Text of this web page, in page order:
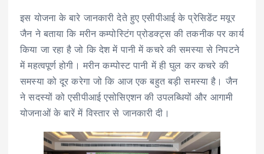
इस योजना के बारे जानकारी देते हुए एसीपीआई के प्रेसिडेंट मयूर
जैन ने बताया कि मरीन कम्पोस्टिंग प्रोडक्ट्स की तकनीक पर कार्य
किया जा रहा है जो कि देश में पानी में कचरे की समस्या से निपटने
में महत्वपूर्ण होगी। मरीन कम्पोस्ट पानी में ही घुल कर कचरे की
समस्या को दूर करेगा जो कि आज एक बहुत बड़ी समस्या है। जैन
ने सदस्यों को एसीपीआई एसोसिएशन की उपलब्धियों और आगामी
योजनाओं के बारें में विस्तार से जानकारी दी।